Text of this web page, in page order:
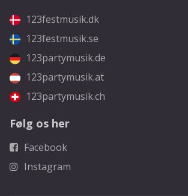
123festmusik.dk
123festmusik.se
123partymusik.de
123partymusik.at
123partymusik.ch
Følg os her
Facebook
Instagram